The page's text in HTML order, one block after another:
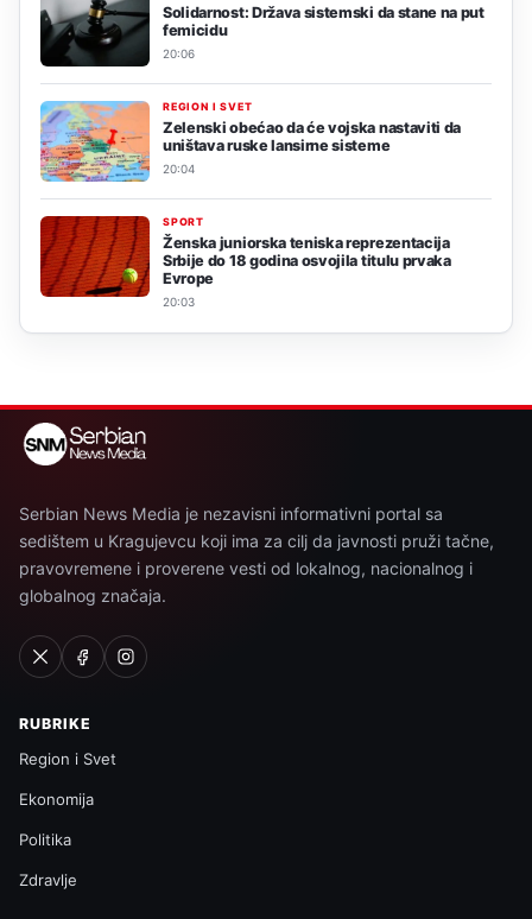
Solidarnost: Država sistemski da stane na put
femicidu
20:06
REGION I SVET
Zelenski obećao da će vojska nastaviti da
uništava ruske lansirne sisteme
20:04
SPORT
Ženska juniorska teniska reprezentacija
Srbije do 18 godina osvojila titulu prvaka
Evrope
20:03
Serbian News Media je nezavisni informativni portal sa
sedištem u Kragujevcu koji ima za cilj da javnosti pruži tačne,
pravovremene i proverene vesti od lokalnog, nacionalnog i
globalnog značaja.
RUBRIKE
Region i Svet
Ekonomija
Politika
Zdravlje